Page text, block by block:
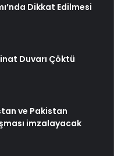
Dikkat Edilmesi
Duvarı Çöktü
ve Pakistan
imzalayacak